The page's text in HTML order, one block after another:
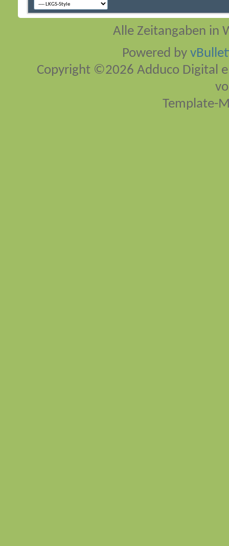
Alle Zeitangaben in
Powered by
Copyright ©2026 Adduco Digital
Template-